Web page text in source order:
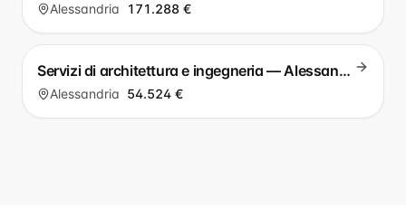
Alessandria 171.288 €
Servizi di architettura e ingegneria — Alessandria
Alessandria 54.524 €